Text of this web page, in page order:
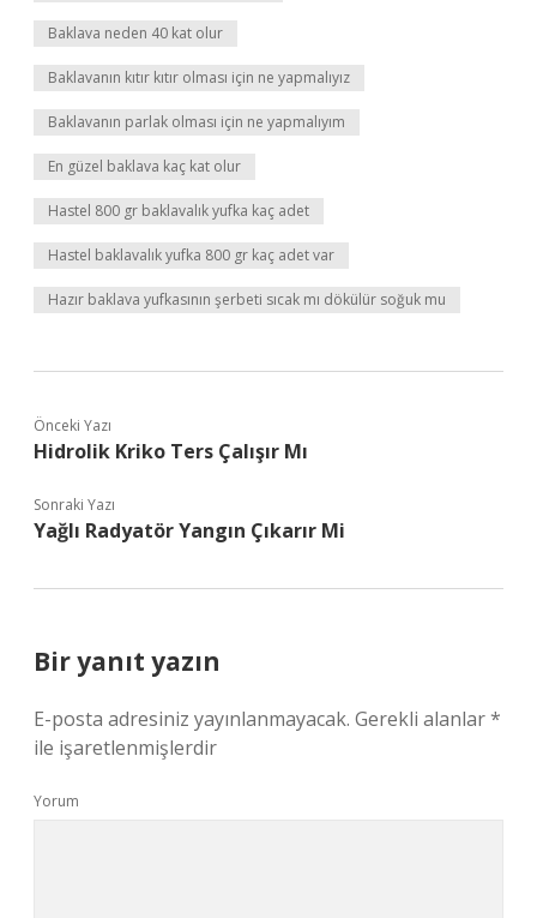
Baklava neden 40 kat olur
Baklavanın kıtır kıtır olması için ne yapmalıyız
Baklavanın parlak olması için ne yapmalıyım
En güzel baklava kaç kat olur
Hastel 800 gr baklavalık yufka kaç adet
Hastel baklavalık yufka 800 gr kaç adet var
Hazır baklava yufkasının şerbeti sıcak mı dökülür soğuk mu
Önceki Yazı
Hidrolik Kriko Ters Çalışır Mı
Sonraki Yazı
Yağlı Radyatör Yangın Çıkarır Mi
Bir yanıt yazın
E-posta adresiniz yayınlanmayacak. Gerekli alanlar*
ile işaretlenmişlerdir
Yorum